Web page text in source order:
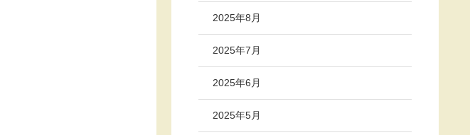
2025年8月
2025年7月
2025年6月
2025年5月